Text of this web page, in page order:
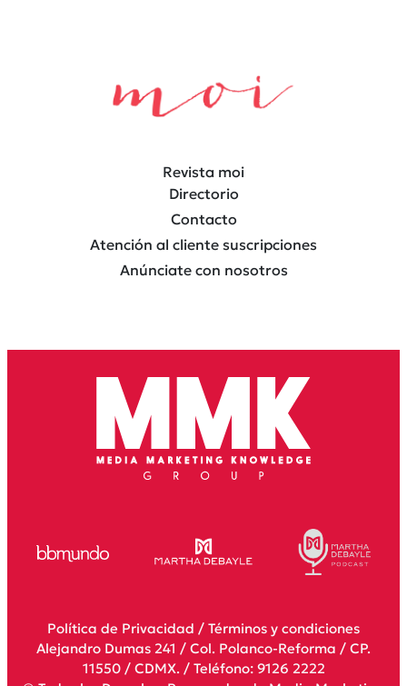
Revista moi
Directorio
Contacto
Atención al cliente suscripciones
Anúnciate con nosotros
Política de Privacidad / Términos y condiciones
Alejandro Dumas 241 / Col. Polanco-Reforma / CP.
11550 / CDMX. / Teléfono: 9126 2222